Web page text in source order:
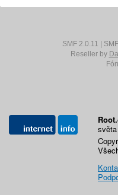
SMF 2.0.11
Reseller by